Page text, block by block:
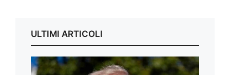
ULTIMI ARTICOLI